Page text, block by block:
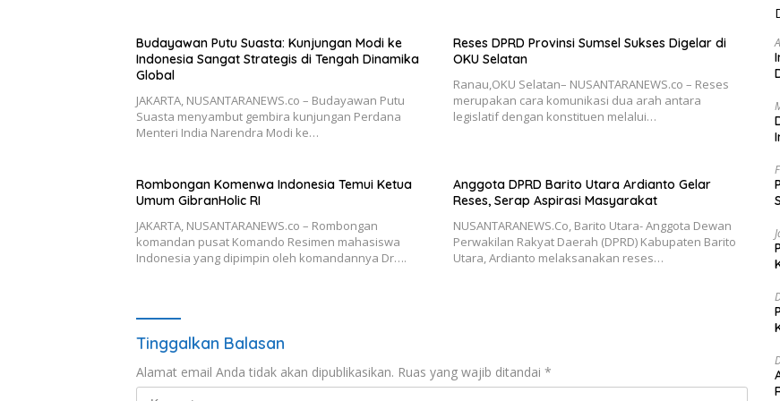
Budayawan Putu Suasta: Kunjungan Modi ke
Indonesia Sangat Strategis di Tengah Dinamika
Global
JAKARTA, NUSANTARANEWS.co – Budayawan Putu
Suasta menyambut gembira kunjungan Perdana
Menteri India Narendra Modi ke…
Reses DPRD Provinsi Sumsel Sukses Digelar di
OKU Selatan
Ranau,OKU Selatan– NUSANTARANEWS.co – Reses
merupakan cara komunikasi dua arah antara
legislatif dengan konstituen melalui…
Rombongan Komenwa Indonesia Temui Ketua
Umum GibranHolic RI
JAKARTA, NUSANTARANEWS.co – Rombongan
komandan pusat Komando Resimen mahasiswa
Indonesia yang dipimpin oleh komandannya Dr….
Anggota DPRD Barito Utara Ardianto Gelar
Reses, Serap Aspirasi Masyarakat
NUSANTARANEWS.Co, Barito Utara- Anggota Dewan
Perwakilan Rakyat Daerah (DPRD) Kabupaten Barito
Utara, Ardianto melaksanakan reses…
Tinggalkan Balasan
Alamat email Anda tidak akan dipublikasikan. Ruas yang wajib ditandai *